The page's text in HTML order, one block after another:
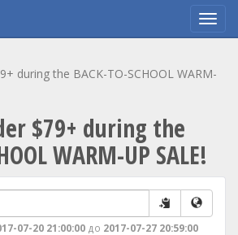
during the BACK-TO-SCHOOL WARM-
$79+ during the
WARM-UP SALE!
07-20 21:00:00 до 2017-07-27 20:59:00